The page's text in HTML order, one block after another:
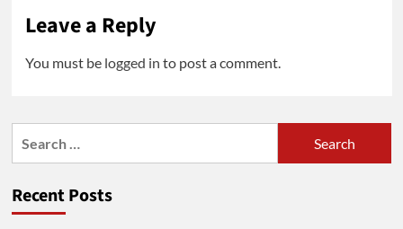
Leave a Reply
You must be logged in to post a comment.
Recent Posts